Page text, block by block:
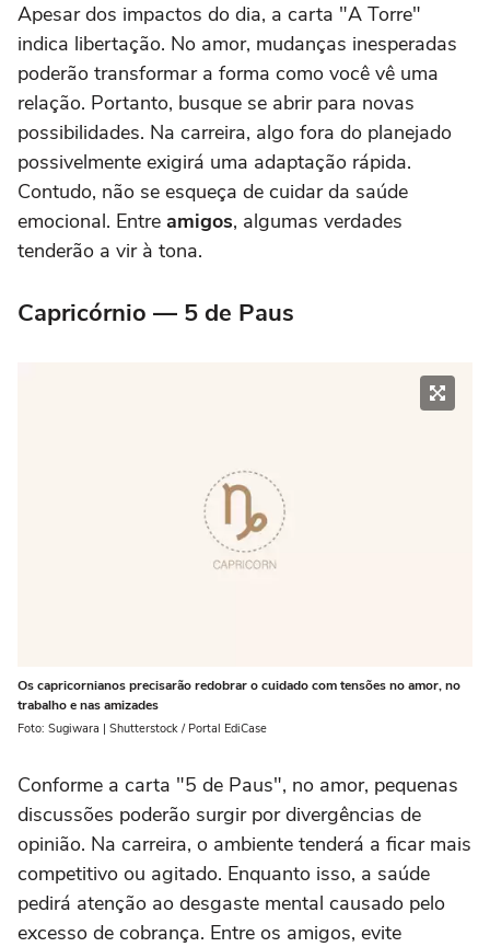
Apesar dos impactos do dia, a carta "A Torre"
indica libertação. No amor, mudanças inesperadas
poderão transformar a forma como você vê uma
relação. Portanto, busque se abrir para novas
possibilidades. Na carreira, algo fora do planejado
possivelmente exigirá uma adaptação rápida.
Contudo, não se esqueça de cuidar da saúde
emocional. Entre amigos, algumas verdades
tenderão a vir à tona.
Capricórnio — 5 de Paus
Os capricornianos precisarão redobrar o cuidado com tensões no amor, no
trabalho e nas amizades
Foto: Sugiwara | Shutterstock / Portal EdiCase
Conforme a carta "5 de Paus", no amor, pequenas
discussões poderão surgir por divergências de
opinião. Na carreira, o ambiente tenderá a ficar mais
competitivo ou agitado. Enquanto isso, a saúde
pedirá atenção ao desgaste mental causado pelo
excesso de cobrança. Entre os amigos, evite